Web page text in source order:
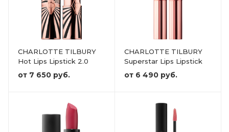
CHARLOTTE TILBURY
Hot Lips Lipstick 2.0
от 7 650 руб.
CHARLOTTE TILBURY
Superstar Lips Lipstick
от 6 490 руб.